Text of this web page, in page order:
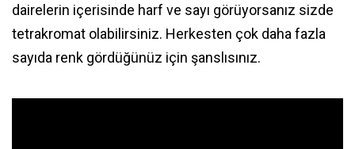
dairelerin içerisinde harf ve sayı görüyorsanız sizde
tetrakromat olabilirsiniz. Herkesten çok daha fazla
sayıda renk gördüğünüz için şanslısınız.